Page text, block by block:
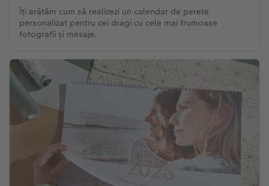
Îți arătăm cum să realizezi un calendar de perete
personalizat pentru cei dragi cu cele mai frumoase
fotografii și mesaje.